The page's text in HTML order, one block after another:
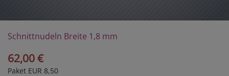
Schnittnudeln Breite 1,8 mm
62,00 €
Paket EUR 8,50